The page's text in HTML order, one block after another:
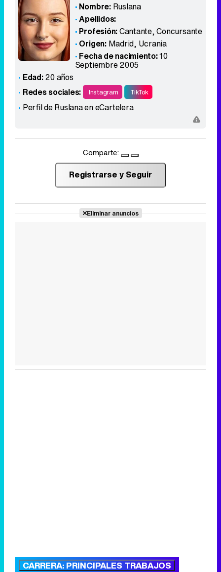
Nombre: Ruslana
Apellidos:
Profesión:Cantante, Concursante
Origen: Madrid, Ucrania
Fecha de nacimiento:10
Septiembre 2005
Edad:20 años
Redes sociales:
Instagram TikTok
Perfil de Ruslana en eCartelera
Comparte:
Registrarse y Seguir
Eliminar anuncios
CARRERA: PRINCIPALES TRABAJOS